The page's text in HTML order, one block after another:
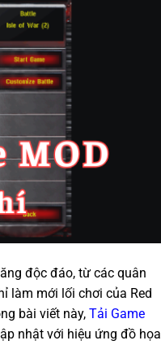
độc đáo, từ các quân
làm mới lối chơi của Red
bài viết này, Tải Game
nhật với hiệu ứng đồ họa